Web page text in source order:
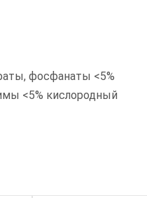
фосфанаты <5%
<5% кислородный